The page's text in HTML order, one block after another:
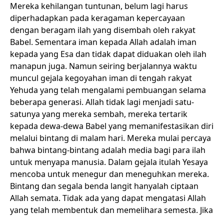
Mereka kehilangan tuntunan, belum lagi harus
diperhadapkan pada keragaman kepercayaan
dengan beragam ilah yang disembah oleh rakyat
Babel. Sementara iman kepada Allah adalah iman
kepada yang Esa dan tidak dapat diduakan oleh ilah
manapun juga. Namun seiring berjalannya waktu
muncul gejala kegoyahan iman di tengah rakyat
Yehuda yang telah mengalami pembuangan selama
beberapa generasi. Allah tidak lagi menjadi satu-
satunya yang mereka sembah, mereka tertarik
kepada dewa-dewa Babel yang memanifestasikan diri
melalui bintang di malam hari. Mereka mulai percaya
bahwa bintang-bintang adalah media bagi para ilah
untuk menyapa manusia. Dalam gejala itulah Yesaya
mencoba untuk menegur dan meneguhkan mereka.
Bintang dan segala benda langit hanyalah ciptaan
Allah semata. Tidak ada yang dapat mengatasi Allah
yang telah membentuk dan memelihara semesta. Jika